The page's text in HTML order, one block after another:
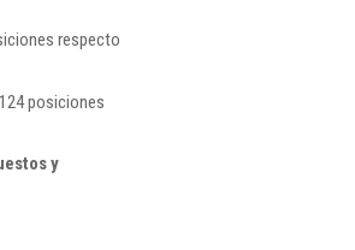
respecto
posiciones
y